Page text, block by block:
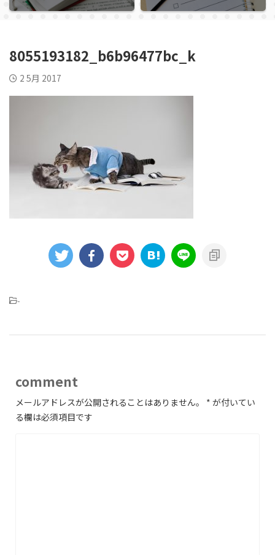
8055193182_b6b96477bc_k
2 5月 2017
-
comment
メールアドレスが公開されることはありません。 * が付いてい
る欄は必須項目です